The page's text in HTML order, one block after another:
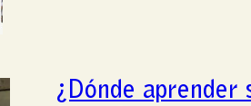
¿Dónde aprender